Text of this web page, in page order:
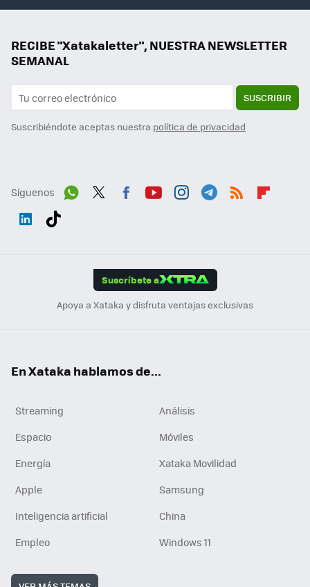
RECIBE "Xatakaletter", NUESTRA NEWSLETTER
SEMANAL
SUSCRIBIR
Suscribiéndote aceptas nuestra política de privacidad
Síguenos
Suscríbete a
Apoya a Xataka y disfruta ventajas exclusivas
En Xataka hablamos de...
Streaming
Análisis
Espacio
Móviles
Energía
Xataka Movilidad
Apple
Samsung
Inteligencia artificial
China
Empleo
Windows 11